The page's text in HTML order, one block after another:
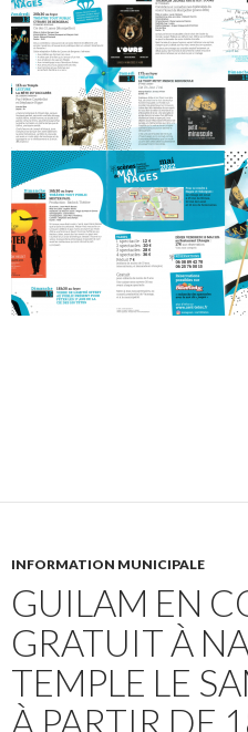
INFORMATION MUNICIPALE
GUILAM EN
GRATUIT À
TEMPLE LE
À PARTIR DE